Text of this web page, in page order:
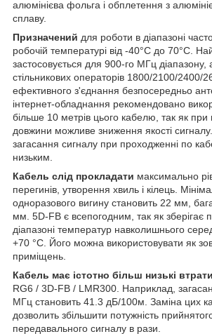
алюмінієва фольга і обплетення з
сплаву.
Призначений для роботи в діапазоні
робочій температурі від -40°C до 70°C.
застосовується для 900-го МГц діапазону,
стільникових операторів 1800/2100/2400/
ефективного з'єднання безпосередньо
інтернет-обладнання рекомендовано
більше 10 метрів цього кабелю, так як при
довжини можливе зниження якості
загасання сигналу при проходженні по
низьким.
Кабель слід прокладати максимально
перегинів, утворення хвиль і кілець.
одноразового вигину становить 22 мм,
мм. 5D-FB є всепогодним, так як зберігає
діапазоні температур навколишнього
+70 °С. Його можна використовувати як
приміщень.
Кабель має істотно більш низькі втрати
RG6 / 3D-FB / LMR300. Наприклад,
МГц становить 41.3 дБ/100м. Заміна цих
дозволить збільшити потужність
передавального сигналу в рази.